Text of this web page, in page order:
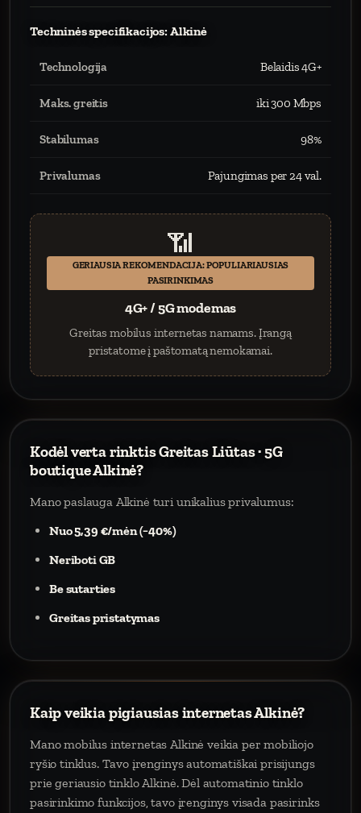
Techninės specifikacijos: Alkinė
Technologija Belaidis 4G+
Maks. greitis iki 300 Mbps
Stabilumas 98%
Privalumas Pajungimas per 24 val.
📶
GERIAUSIA REKOMENDACIJA: POPULIARIAUSIAS
PASIRINKIMAS
4G+ / 5G modemas
Greitas mobilus internetas namams. Įrangą
pristatome į paštomatą nemokamai.
Kodėl verta rinktis Greitas Liūtas · 5G
boutique Alkinė?
Mano paslauga Alkinė turi unikalius privalumus:
Nuo 5,39 €/mėn (−40%)
Neriboti GB
Be sutarties
Greitas pristatymas
Kaip veikia pigiausias internetas Alkinė?
Mano mobilus internetas Alkinė veikia per mobiliojo
ryšio tinklus. Tavo įrenginys automatiškai prisijungs
prie geriausio tinklo Alkinė. Dėl automatinio tinklo
pasirinkimo funkcijos, tavo įrenginys visada pasirinks